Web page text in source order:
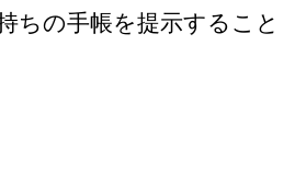
ちの手帳を提示すること